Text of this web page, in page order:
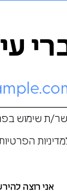
ת שימוש
מדיניות